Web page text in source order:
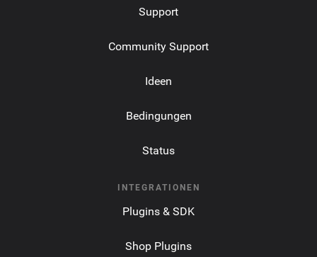
Support
Community Support
Ideen
Bedingungen
Status
INTEGRATIONEN
Plugins & SDK
Shop Plugins